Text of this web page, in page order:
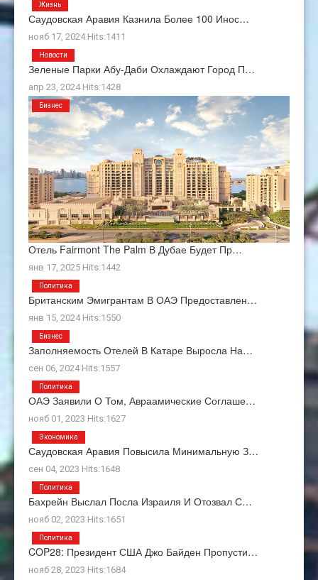
Саудовская Аравия Казнила Более 100 Инос…
нояб 17, 2024 Hits:1411
Жизнь
Зеленые Парки Абу-Даби Охлаждают Город П…
апр 23, 2024 Hits:1428
Новости
Отель Fairmont The Palm В Дубае Будет Пр…
янв 17, 2025 Hits:1442
Бизнес
Британским Эмигрантам В ОАЭ Предоставлен…
янв 15, 2024 Hits:1550
Политика
Заполняемость Отелей В Катаре Выросла На…
сен 06, 2024 Hits:1557
Бизнес
ОАЭ Заявили О Том, Авраамические Соглаше…
нояб 01, 2023 Hits:1627
Политика
Саудовская Аравия Повысила Минимальную З…
сен 04, 2023 Hits:1648
Экономика
Бахрейн Выслал Посла Израиля И Отозвал С…
нояб 02, 2023 Hits:1651
Политика
COP28: Президент США Джо Байден Пропусти…
нояб 28, 2023 Hits:1684
Политика